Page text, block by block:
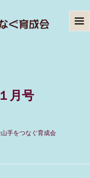
月号
手をつなぐ育成会